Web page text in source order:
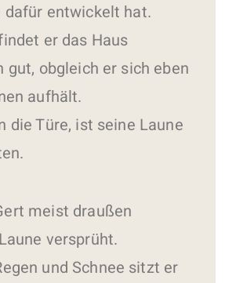
dafür entwickelt hat.
er das Haus
gut, obgleich er sich eben
aufhält.
die Türe, ist seine Laune
meist draußen
versprüht.
und Schnee sitzt er